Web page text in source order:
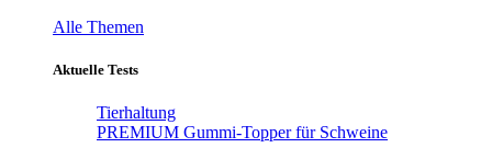
Alle Themen
Aktuelle Tests
Tierhaltung
PREMIUM Gummi-Topper für Schweine